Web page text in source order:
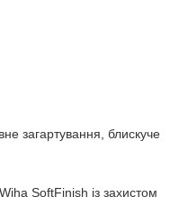
загартування, блискуче
SoftFinish із захистом